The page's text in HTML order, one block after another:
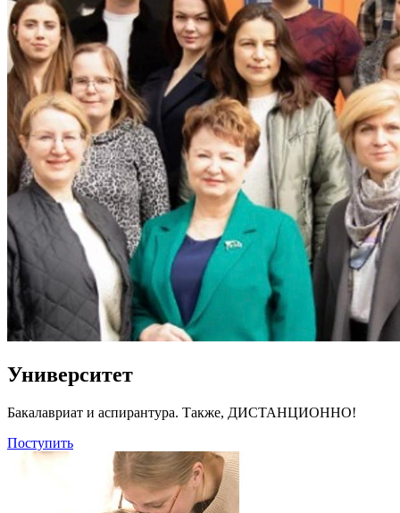
Университет
Бакалавриат и аспирантура. Также, ДИСТАНЦИОННО!
Поступить